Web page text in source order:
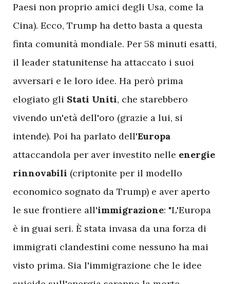
Paesi non proprio amici degli Usa, come la
Cina). Ecco, Trump ha detto basta a questa
finta comunità mondiale. Per 58 minuti esatti,
il leader statunitense ha attaccato i suoi
avversari e le loro idee. Ha però prima
elogiato gli Stati Uniti, che starebbero
vivendo un'età dell'oro (grazie a lui, si
intende). Poi ha parlato dell'Europa
attaccandola per aver investito nelle energie
rinnovabili (criptonite per il modello
economico sognato da Trump) e aver aperto
le sue frontiere all'immigrazione: "L'Europa
è in guai seri. È stata invasa da una forza di
immigrati clandestini come nessuno ha mai
visto prima. Sia l'immigrazione che le idee